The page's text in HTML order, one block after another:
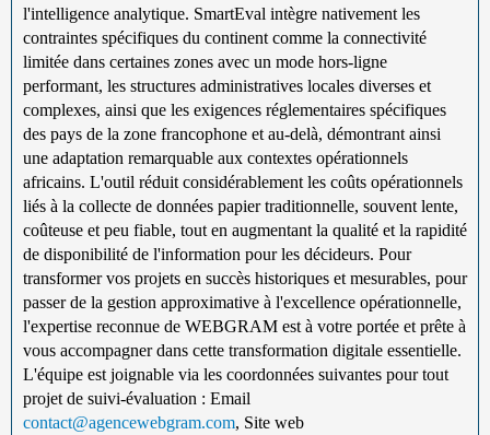
l'intelligence analytique. SmartEval intègre nativement les
contraintes spécifiques du continent comme la connectivité
limitée dans certaines zones avec un mode hors-ligne
performant, les structures administratives locales diverses et
complexes, ainsi que les exigences réglementaires spécifiques
des pays de la zone francophone et au-delà, démontrant ainsi
une adaptation remarquable aux contextes opérationnels
africains. L'outil réduit considérablement les coûts opérationnels
liés à la collecte de données papier traditionnelle, souvent lente,
coûteuse et peu fiable, tout en augmentant la qualité et la rapidité
de disponibilité de l'information pour les décideurs. Pour
transformer vos projets en succès historiques et mesurables, pour
passer de la gestion approximative à l'excellence opérationnelle,
l'expertise reconnue de WEBGRAM est à votre portée et prête à
vous accompagner dans cette transformation digitale essentielle.
L'équipe est joignable via les coordonnées suivantes pour tout
projet de suivi-évaluation : Email
contact@agencewebgram.com, Site web